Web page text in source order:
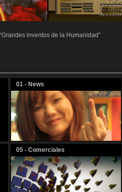
inventos de la Humanidad”
01 - News
05 - Comerciales